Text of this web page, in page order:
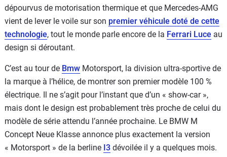
dépourvus de motorisation thermique et que Mercedes-AMG
vient de lever le voile sur son premier véhicule doté de cette
technologie, tout le monde parle encore de la Ferrari Luce au
design si déroutant.
C’est au tour de Bmw Motorsport, la division ultra-sportive de
la marque à l’hélice, de montrer son premier modèle 100 %
électrique. Il ne s’agit pour l’instant que d’un « show-car »,
mais dont le design est probablement très proche de celui du
modèle de série attendu l’année prochaine. Le BMW M
Concept Neue Klasse annonce plus exactement la version
« Motorsport » de la berline I3 dévoilée il y a quelques mois.